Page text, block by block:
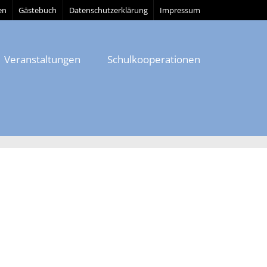
Gästebuch Datenschutzerklärung Impressum
Veranstaltungen Schulkooperationen